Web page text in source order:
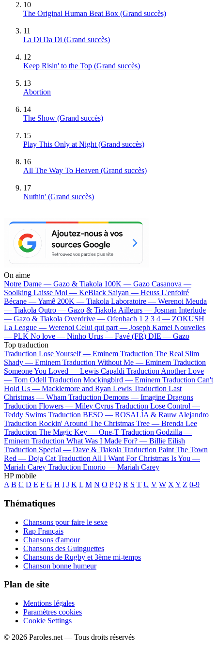
10
The Original Human Beat Box (Grand succès)
11
La Di Da Di (Grand succès)
12
Keep Risin' to the Top (Grand succès)
13
Abortion
14
The Show (Grand succès)
15
Play This Only at Night (Grand succès)
16
All The Way To Heaven (Grand succès)
17
Nuthin' (Grand succès)
On aime
Notre Dame — Gazo & Tiakola 100K — Gazo Casanova —
Soolking Laisse Moi — KeBlack Saiyan — Heuss L'enfoiré
Bécane —Yamê 200K — Tiakola Laboratoire — Werenoi Meuda
— Tiakola Outro — Gazo & Tiakola Ailleurs — Josman Interlude
— Gazo & Tiakola Overdrive — Ofenbach 1 2 3 4 — ZOKUSH
La League — Werenoi Celui qui part — Joseph Kamel Nouvelles
— PLK No love — Ninho Urus — Favé (FR) DIE — Gazo
Top traduction
Traduction Lose Yourself — Eminem Traduction The Real Slim
Shady — Eminem Traduction Without Me — Eminem Traduction
Someone You Loved — Lewis Capaldi Traduction Another Love
— Tom Odell Traduction Mockingbird — Eminem Traduction Can't
Hold Us — Macklemore and Ryan Lewis Traduction Last
Christmas — Wham Traduction Demons — Imagine Dragons
Traduction Flowers — Miley Cyrus Traduction Lose Control —
Teddy Swims Traduction BESO — ROSALÍA & Rauw Alejandro
Traduction Rockin' Around The Christmas Tree — Brenda Lee
Traduction The Magic Key — One-T Traduction Godzilla —
Eminem Traduction What Was I Made For? — Billie Eilish
Traduction Special — Dave & Tiakola Traduction Paint The Town
Red — Doja Cat Traduction All I Want For Christmas Is You —
Mariah Carey Traduction Emorio — Mariah Carey
HP mobile
A B C D E F G H I J K L M N O P Q R S T U V W X Y Z 0-9
Thématiques
Chansons pour faire le sexe
Rap Français
Chansons d'amour
Chansons des Guinguettes
Chansons de Rugby et 3ème mi-temps
Chanson bonne humeur
Plan de site
Mentions légales
Paramètres cookies
Cookie Settings
© 2026 Paroles.net — Tous droits réservés